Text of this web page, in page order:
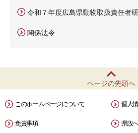
令和７年度広島県動物取扱責任者
関係法令
ページの先頭へ
このホームページについて 個人
免責事項 県政